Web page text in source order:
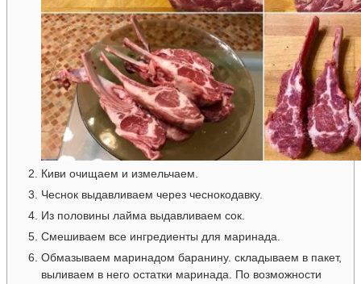
Киви очищаем и измельчаем.
Чеснок выдавливаем через чеснокодавку.
Из половины лайма выдавливаем сок.
Смешиваем все ингредиенты для маринада.
Обмазываем маринадом баранину. складываем в пакет,
выливаем в него остатки маринада. По возможности